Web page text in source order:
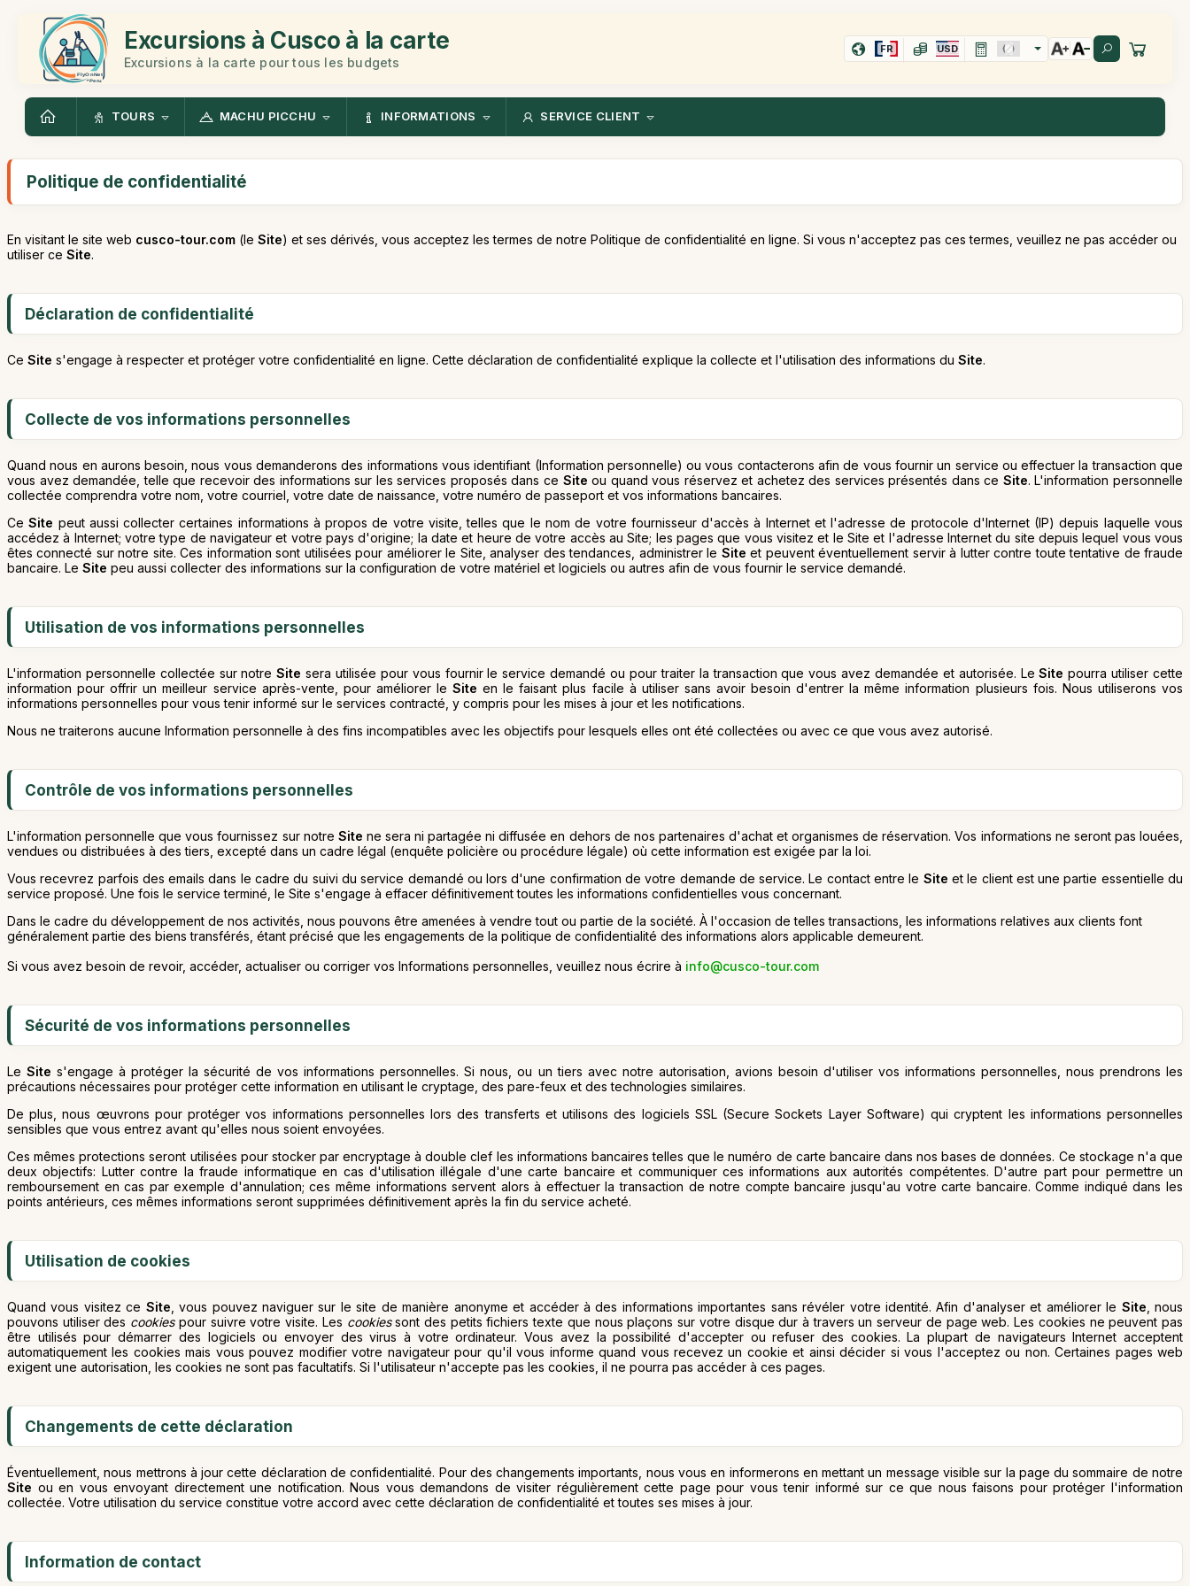
Excursions à Cusco à la carte
Excursions à la carte pour tous les budgets
FR USD
TOURS MACHU PICCHU INFORMATIONS SERVICE CLIENT
Politique de confidentialité
En visitant le site web cusco-tour.com (le Site) et ses dérivés, vous acceptez les termes de notre Politique de confidentialité en ligne. Si vous n'acceptez pas ces termes, veuillez ne pas accéder ou
utiliser ce Site.
Déclaration de confidentialité
Ce Site s'engage à respecter et protéger votre confidentialité en ligne. Cette déclaration de confidentialité explique la collecte et l'utilisation des informations du Site.
Collecte de vos informations personnelles
Quand nous en aurons besoin, nous vous demanderons des informations vous identifiant (Information personnelle) ou vous contacterons afin de vous fournir un service ou effectuer la transaction que
vous avez demandée, telle que recevoir des informations sur les services proposés dans ce Site ou quand vous réservez et achetez des services présentés dans ce Site. L'information personnelle
collectée comprendra votre nom, votre courriel, votre date de naissance, votre numéro de passeport et vos informations bancaires.
CeSite peut aussi collecter certaines informations à propos de votre visite, telles que le nom de votre fournisseur d'accès à Internet et l'adresse de protocole d'Internet (IP) depuis laquelle vous
accédez à Internet; votre type de navigateur et votre pays d'origine; la date et heure de votre accès au Site; les pages que vous visitez et le Site et l'adresse Internet du site depuis lequel vous vous
êtes connecté sur notre site. Ces information sont utilisées pour améliorer le Site, analyser des tendances, administrer le Site et peuvent éventuellement servir à lutter contre toute tentative de fraude
bancaire. Le Site peu aussi collecter des informations sur la configuration de votre matériel et logiciels ou autres afin de vous fournir le service demandé.
Utilisation de vos informations personnelles
L'information personnelle collectée sur notreSite sera utilisée pour vous fournir le service demandé ou pour traiter la transaction que vous avez demandée et autorisée. LeSite pourra utiliser cette
information pour offrir un meilleur service après-vente, pour améliorer leSite en le faisant plus facile à utiliser sans avoir besoin d'entrer la même information plusieurs fois. Nous utiliserons vos
informations personnelles pour vous tenir informé sur le services contracté, y compris pour les mises à jour et les notifications.
Nous ne traiterons aucune Information personnelle à des fins incompatibles avec les objectifs pour lesquels elles ont été collectées ou avec ce que vous avez autorisé.
Contrôle de vos informations personnelles
L'information personnelle que vous fournissez sur notre Site ne sera ni partagée ni diffusée en dehors de nos partenaires d'achat et organismes de réservation. Vos informations ne seront pas louées,
vendues ou distribuées à des tiers, excepté dans un cadre légal (enquête policière ou procédure légale) où cette information est exigée par la loi.
Vous recevrez parfois des emails dans le cadre du suivi du service demandé ou lors d'une confirmation de votre demande de service. Le contact entre le Site et le client est une partie essentielle du
service proposé. Une fois le service terminé, le Site s'engage à effacer définitivement toutes les informations confidentielles vous concernant.
Dans le cadre du développement de nos activités, nous pouvons être amenées à vendre tout ou partie de la société. À l'occasion de telles transactions, les informations relatives aux clients font
généralement partie des biens transférés, étant précisé que les engagements de la politique de confidentialité des informations alors applicable demeurent.
Si vous avez besoin de revoir, accéder, actualiser ou corriger vos Informations personnelles, veuillez nous écrire à info@cusco-tour.com
Sécurité de vos informations personnelles
LeSite s'engage à protéger la sécurité de vos informations personnelles. Si nous, ou un tiers avec notre autorisation, avions besoin d'utiliser vos informations personnelles, nous prendrons les
précautions nécessaires pour protéger cette information en utilisant le cryptage, des pare-feux et des technologies similaires.
De plus, nous œuvrons pour protéger vos informations personnelles lors des transferts et utilisons des logiciels SSL (Secure Sockets Layer Software) qui cryptent les informations personnelles
sensibles que vous entrez avant qu'elles nous soient envoyées.
Ces mêmes protections seront utilisées pour stocker par encryptage à double clef les informations bancaires telles que le numéro de carte bancaire dans nos bases de données. Ce stockage n'a que
deux objectifs: Lutter contre la fraude informatique en cas d'utilisation illégale d'une carte bancaire et communiquer ces informations aux autorités compétentes. D'autre part pour permettre un
remboursement en cas par exemple d'annulation; ces même informations servent alors à effectuer la transaction de notre compte bancaire jusqu'au votre carte bancaire. Comme indiqué dans les
points antérieurs, ces mêmes informations seront supprimées définitivement après la fin du service acheté.
Utilisation de cookies
Quand vous visitez ce Site , vous pouvez naviguer sur le site de manière anonyme et accéder à des informations importantes sans révéler votre identité. Afin d'analyser et améliorer le Site , nous
pouvons utiliser des cookiespour suivre votre visite. Les cookiessont des petits fichiers texte que nous plaçons sur votre disque dur à travers un serveur de page web. Les cookies ne peuvent pas
être utilisés pour démarrer des logiciels ou envoyer des virus à votre ordinateur. Vous avez la possibilité d'accepter ou refuser des cookies. La plupart de navigateurs Internet acceptent
automatiquement les cookies mais vous pouvez modifier votre navigateur pour qu'il vous informe quand vous recevez un cookie et ainsi décider si vous l'acceptez ou non. Certaines pages web
exigent une autorisation, les cookies ne sont pas facultatifs. Si l'utilisateur n'accepte pas les cookies, il ne pourra pas accéder à ces pages.
Changements de cette déclaration
Éventuellement, nous mettrons à jour cette déclaration de confidentialité. Pour des changements importants, nous vous en informerons en mettant un message visible sur la page du sommaire de notre
Site ou en vous envoyant directement une notification. Nous vous demandons de visiter régulièrement cette page pour vous tenir informé sur ce que nous faisons pour protéger l'information
collectée. Votre utilisation du service constitue votre accord avec cette déclaration de confidentialité et toutes ses mises à jour.
Information de contact